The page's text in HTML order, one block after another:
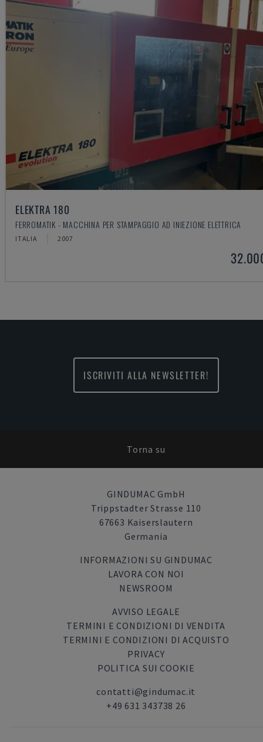
ELEKTRA 180
FERROMATIK - MACCHINA PER STAMPAGGIO AD INIEZIONE ELETTRICA
ITALIA 2007
ISCRIVITI ALLA NEWSLETTER!
Torna su
GINDUMAC GmbH
Trippstadter Strasse 110
67663 Kaiserslautern
Germania
INFORMAZIONI SU GINDUMAC
LAVORA CON NOI
NEWSROOM
AVVISO LEGALE
TERMINI E CONDIZIONI DI VENDITA
TERMINI E CONDIZIONI DI ACQUISTO
PRIVACY
POLITICA SUI COOKIE
contatti@gindumac.it
+49 631 343738 26